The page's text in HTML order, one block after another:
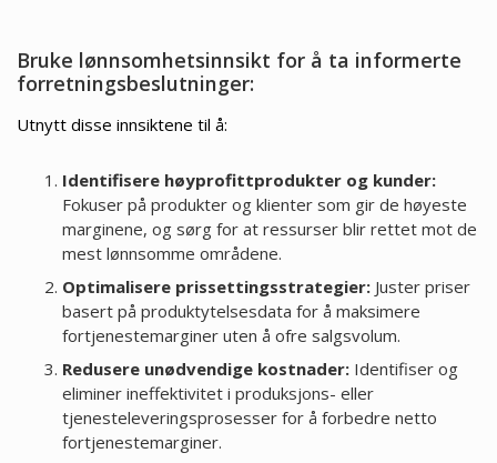
Bruke lønnsomhetsinnsikt for å ta informerte
forretningsbeslutninger:
Utnytt disse innsiktene til å:
Identifisere høyprofittprodukter og kunder:
Fokuser på produkter og klienter som gir de høyeste
marginene, og sørg for at ressurser blir rettet mot de
mest lønnsomme områdene.
Optimalisere prissettingsstrategier:Juster priser
basert på produktytelsesdata for å maksimere
fortjenestemarginer uten å ofre salgsvolum.
Redusere unødvendige kostnader:Identifiser og
eliminer ineffektivitet i produksjons- eller
tjenesteleveringsprosesser for å forbedre netto
fortjenestemarginer.